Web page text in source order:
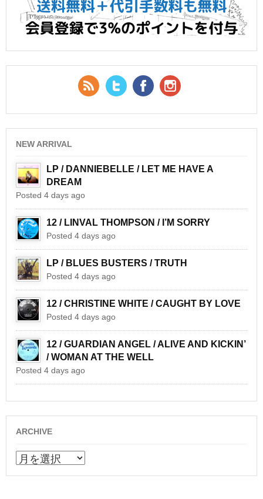
RSS Feed
Twitter Facebook
NEW ARRIVAL
LP / DANNIEBELLE / LET ME HAVE A
DREAM
Posted 4 days ago
12 / LINVAL THOMPSON / I’M SORRY
Posted 4 days ago
LP / BLUES BUSTERS / TRUTH
Posted 4 days ago
12 / CHRISTINE WHITE / CAUGHT BY LOVE
Posted 4 days ago
12 / GUARDIAN ANGEL / ALIVE AND KICKIN’
/ WOMAN AT THE WELL
Posted 4 days ago
ARCHIVE
ARCHIVE